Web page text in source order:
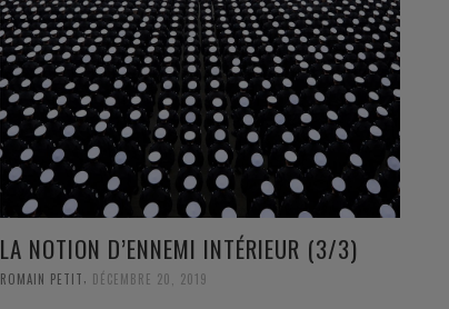
LA NOTION D’ENNEMI INTÉRIEUR (3/3)
ROMAIN PETIT DÉCEMBRE 20, 2019